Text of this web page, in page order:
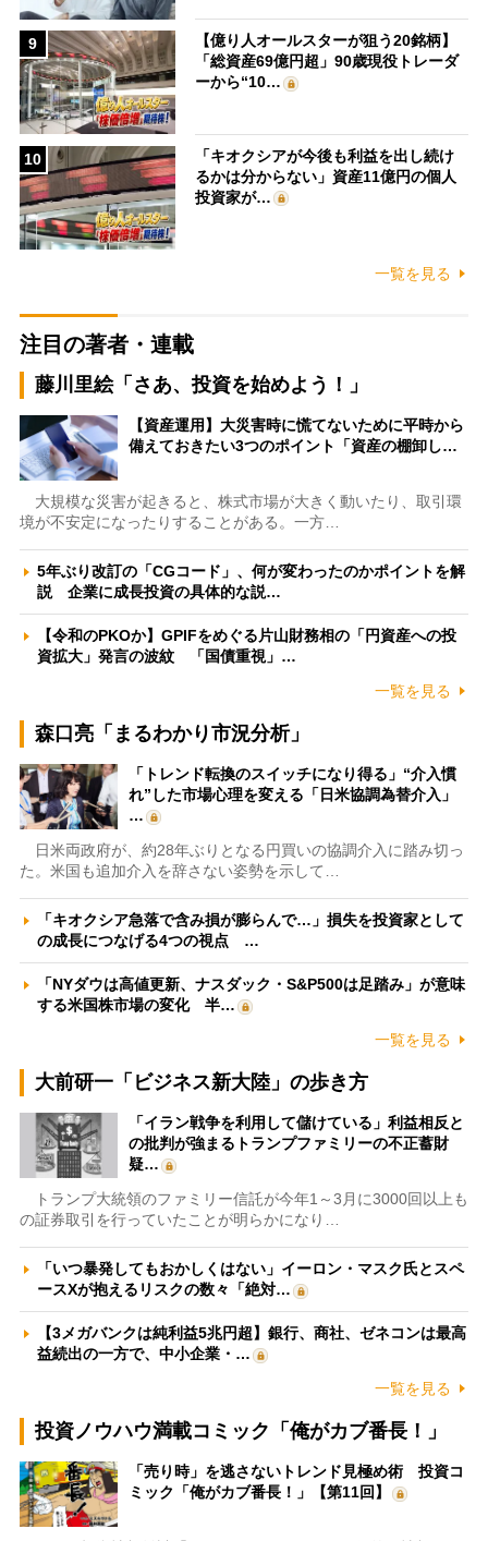
9
【億り人オールスターが狙う20銘柄】
「総資産69億円超」90歳現役トレーダ
ーから“10…
10
「キオクシアが今後も利益を出し続け
るかは分からない」資産11億円の個人
投資家が…
一覧を見る
注目の著者・連載
藤川里絵「さあ、投資を始めよう！」
【資産運用】大災害時に慌てないために平時から
備えておきたい3つのポイント「資産の棚卸し…
大規模な災害が起きると、株式市場が大きく動いたり、取引環
境が不安定になったりすることがある。一方…
5年ぶり改訂の「CGコード」、何が変わったのかポイントを解
説 企業に成長投資の具体的な説…
【令和のPKOか】GPIFをめぐる片山財務相の「円資産への投
資拡大」発言の波紋 「国債重視」…
一覧を見る
森口亮「まるわかり市況分析」
「トレンド転換のスイッチになり得る」“介入慣
れ”した市場心理を変える「日米協調為替介入」
…
日米両政府が、約28年ぶりとなる円買いの協調介入に踏み切っ
た。米国も追加介入を辞さない姿勢を示して…
「キオクシア急落で含み損が膨らんで…」損失を投資家として
の成長につなげる4つの視点 …
「NYダウは高値更新、ナスダック・S&P500は足踏み」が意味
する米国株市場の変化 半…
一覧を見る
大前研一「ビジネス新大陸」の歩き方
「イラン戦争を利用して儲けている」利益相反と
の批判が強まるトランプファミリーの不正蓄財
疑…
トランプ大統領のファミリー信託が今年1～3月に3000回以上も
の証券取引を行っていたことが明らかになり…
「いつ暴発してもおかしくはない」イーロン・マスク氏とスペ
ースXが抱えるリスクの数々「絶対…
【3メガバンクは純利益5兆円超】銀行、商社、ゼネコンは最高
益続出の一方で、中小企業・…
一覧を見る
投資ノウハウ満載コミック「俺がカブ番長！」
「売り時」を逃さないトレンド見極め術 投資コ
ミック「俺がカブ番長！」【第11回】